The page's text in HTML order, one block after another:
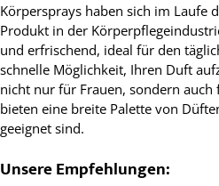
Körpersprays haben sich im Laufe
Produkt in der
und erfrischend, ideal für den
schnelle Möglichkeit, Ihren Duft
nicht nur für Frauen, sondern
bieten eine breite Palette von
geeignet sind.
Unsere Empfehlungen: